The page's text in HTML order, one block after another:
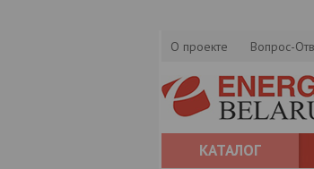
О проекте Вопрос-
КАТАЛОГ